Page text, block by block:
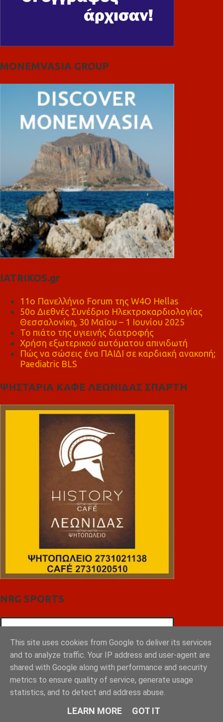
MONEMVASIA GROUP
IATRIKOS.gr
11ο Πανελλήνιο Forum της W4O Hellas
50ο Διεθνές Συνέδριο Ηλεκτροκαρδιολογίας
Θεσσαλονίκη, 30 Μαΐου – 1 Ιουνίου 2025
Το πιάτο της υγιεινής διατροφής
Χρήση εξωτερικού αυτόματου απινιδωτή
Πώς να σώσεις ένα ΠΑΙΔΙ σε καρδιακή ανακοπή;
Paediatric BLS
ΨΗΣΤΑΡΙΑ ΚΑΦΕ ΛΕΩΝΙΔΑΣ ΣΠΑΡΤΗ
NRG SPORTS
This site uses cookies from Google to deliver its services
and to analyze traffic. Your IP address and user-agent are
shared with Google along with performance and security
metrics to ensure quality of service, generate usage
statistics, and to detect and address abuse.
LEARN MORE GOT IT